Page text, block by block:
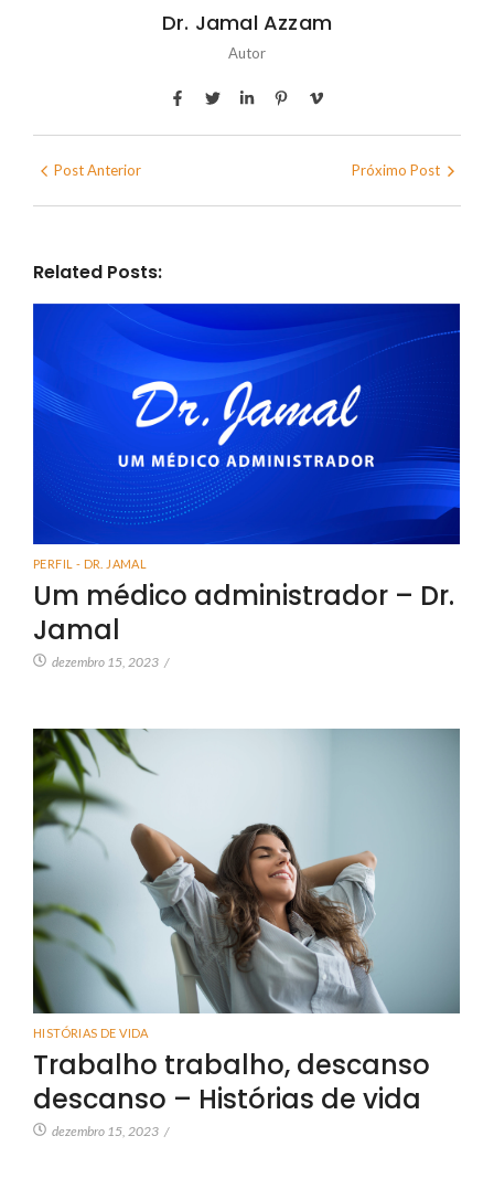
Dr. Jamal Azzam
Autor
Post Anterior Próximo Post
Related Posts:
PERFIL - DR. JAMAL
Um médico administrador – Dr.
Jamal
dezembro 15, 2023 /
HISTÓRIAS DE VIDA
Trabalho trabalho, descanso
descanso – Histórias de vida
dezembro 15, 2023 /